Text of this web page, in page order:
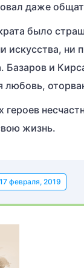
даже
было
искусства, ни
и
любовь,
героев
жизнь.
17 февраля, 2019